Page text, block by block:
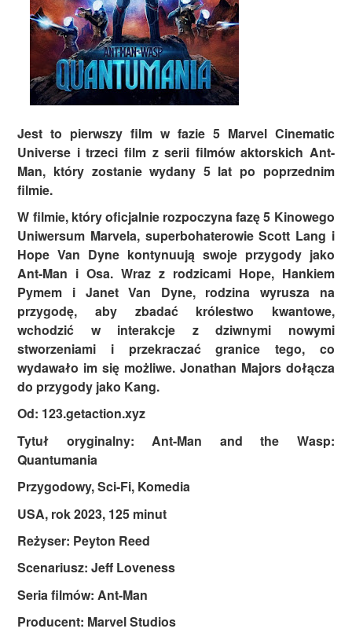
Jest to pierwszy film w fazie 5 Marvel Cinematic
Universe i trzeci film z serii filmów aktorskich Ant-
Man, który zostanie wydany 5 lat po poprzednim
filmie.
W filmie, który oficjalnie rozpoczyna fazę 5 Kinowego
Uniwersum Marvela, superbohaterowie Scott Lang i
Hope Van Dyne kontynuują swoje przygody jako
Ant-Man i Osa. Wraz z rodzicami Hope, Hankiem
Pymem i Janet Van Dyne, rodzina wyrusza na
przygodę, aby zbadać królestwo kwantowe,
wchodzić w interakcje z dziwnymi nowymi
stworzeniami i przekraczać granice tego, co
wydawało im się możliwe. Jonathan Majors dołącza
do przygody jako Kang.
Od: 123.getaction.xyz
Tytuł oryginalny: Ant-Man and the Wasp:
Quantumania
Przygodowy, Sci-Fi, Komedia
USA, rok 2023, 125 minut
Reżyser: Peyton Reed
Scenariusz: Jeff Loveness
Seria filmów: Ant-Man
Producent: Marvel Studios